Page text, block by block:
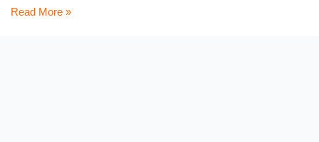
Ładowarki
Read More »